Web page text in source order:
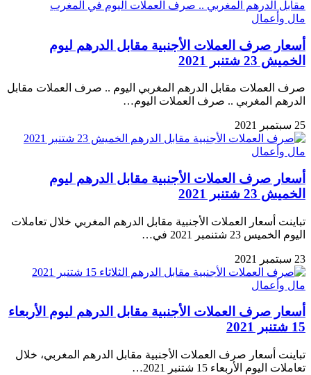
مال وأعمال
أسعار صرف العملات الأجنبية مقابل الدرهم ليوم
الخميش 23 شتنبر 2021
صرف العملات مقابل الدرهم المغربي اليوم .. صرف العملات مقابل
الدرهم المغربي .. صرف العملات اليوم…
25 سبتمبر 2021
مال وأعمال
أسعار صرف العملات الأجنبية مقابل الدرهم ليوم
الخميش 23 شتنبر 2021
تباينت أسعار العملات الأجنبية مقابل الدرهم المغربي خلال تعاملات
اليوم الخميس 23 شتنمبر 2021 في…
23 سبتمبر 2021
مال وأعمال
أسعار صرف العملات الأجنبية مقابل الدرهم ليوم الأربعاء
15 شتنبر 2021
تباينت أسعار صرف العملات الأجنبية مقابل الدرهم المغربي، خلال
تعاملات اليوم الأربعاء 15 شتنبر 2021…